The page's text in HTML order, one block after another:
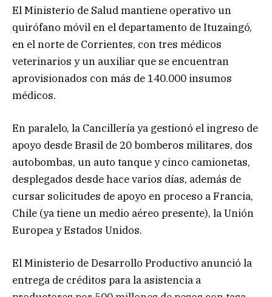
El Ministerio de Salud mantiene operativo un
quirófano móvil en el departamento de Ituzaingó,
en el norte de Corrientes, con tres médicos
veterinarios y un auxiliar que se encuentran
aprovisionados con más de 140.000 insumos
médicos.
En paralelo, la Cancillería ya gestionó el ingreso de
apoyo desde Brasil de 20 bomberos militares, dos
autobombas, un auto tanque y cinco camionetas,
desplegados desde hace varios días, además de
cursar solicitudes de apoyo en proceso a Francia,
Chile (ya tiene un medio aéreo presente), la Unión
Europea y Estados Unidos.
El Ministerio de Desarrollo Productivo anunció la
entrega de créditos para la asistencia a